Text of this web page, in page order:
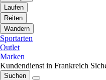
Laufen
Reiten
Wandern
Sportarten
Outlet
Marken
Kundendienst in Frankreich
Suchen